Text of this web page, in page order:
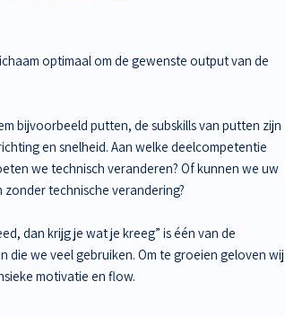
optimaal om de gewenste output van de
bijvoorbeeld putten, de subskills van putten zijn
en snelheid. Aan welke deelcompetentie
we technisch veranderen? Of kunnen we uw
technische verandering?
dan krijg je wat je kreeg” is één van de
die we veel gebruiken. Om te groeien geloven wij
motivatie en flow.